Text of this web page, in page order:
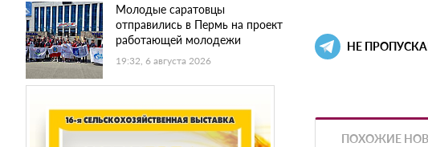
Молодые саратовцы
отправились в Пермь на проект
работающей молодежи
19:32, 6 августа 2026
НЕ
ПОХОЖИЕ